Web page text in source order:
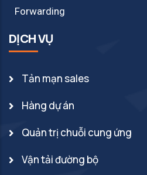
Forwarding
DỊCH VỤ
Tản mạn sales
Hàng dự án
Quản trị chuỗi cung ứng
Vận tải đường bộ